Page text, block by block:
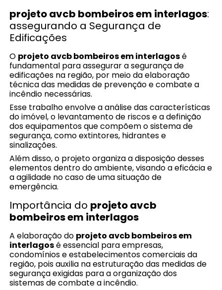
projeto avcb bombeiros em interlagos:
assegurando a Segurança de
Edificações
O projeto avcb bombeiros em interlagosé
fundamental para assegurar a segurança de
edificações na região, por meio da elaboração
técnica das medidas de prevenção e combate a
incêndio necessárias.
Esse trabalho envolve a análise das características
do imóvel, o levantamento de riscos e a definição
dos equipamentos que compõem o sistema de
segurança, como extintores, hidrantes e
sinalizações.
Além disso, o projeto organiza a disposição desses
elementos dentro do ambiente, visando a eficácia e
a agilidade no caso de uma situação de
emergência.
Importância do projeto avcb
bombeiros em interlagos
A elaboração do projeto avcb bombeiros em
interlagosé essencial para empresas,
condomínios e estabelecimentos comerciais da
região, pois auxilia na estruturação das medidas de
segurança exigidas para a organização dos
sistemas de combate a incêndio.